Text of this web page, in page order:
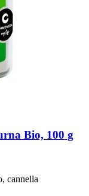
Bio, 100 g
cannella